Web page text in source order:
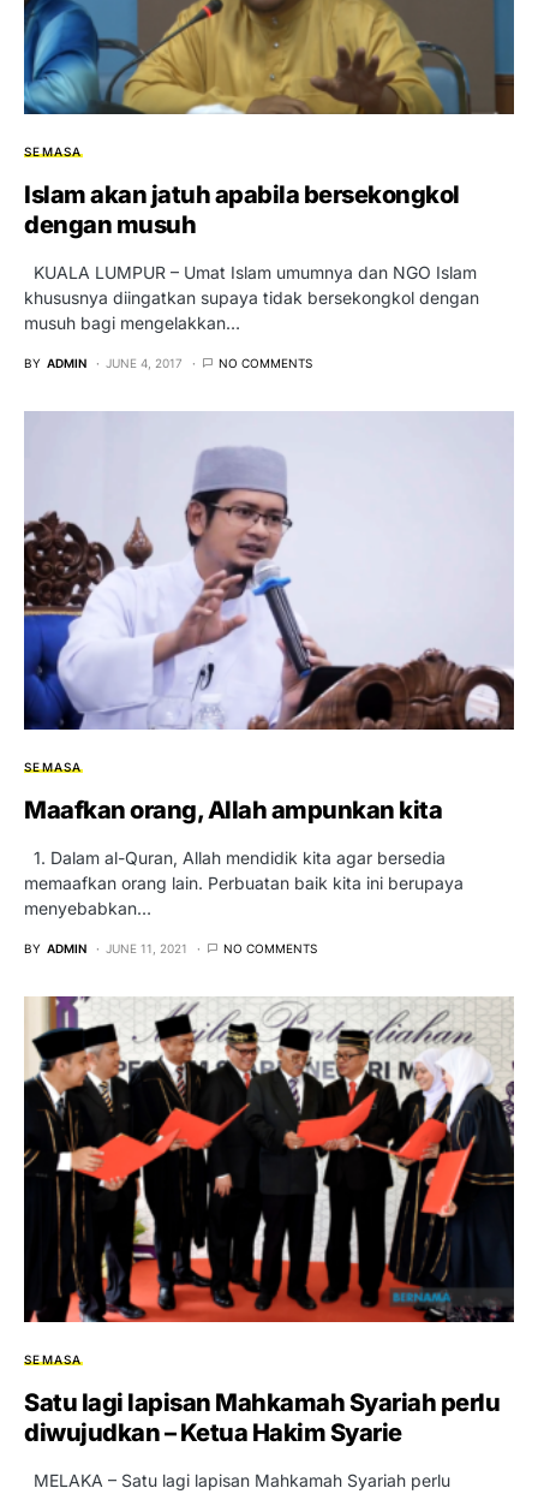
SEMASA
Islam akan jatuh apabila bersekongkol
dengan musuh
KUALA LUMPUR – Umat Islam umumnya dan NGO Islam
khususnya diingatkan supaya tidak bersekongkol dengan
musuh bagi mengelakkan…
BY ADMIN JUNE 4, 2017 NO COMMENTS
SEMASA
Maafkan orang, Allah ampunkan kita
1. Dalam al-Quran, Allah mendidik kita agar bersedia
memaafkan orang lain. Perbuatan baik kita ini berupaya
menyebabkan…
BY ADMIN JUNE 11, 2021 NO COMMENTS
SEMASA
Satu lagi lapisan Mahkamah Syariah perlu
diwujudkan – Ketua Hakim Syarie
MELAKA – Satu lagi lapisan Mahkamah Syariah perlu